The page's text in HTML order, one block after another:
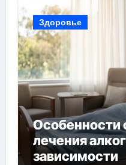
Здоровье
Особенности
лечения
зависимости